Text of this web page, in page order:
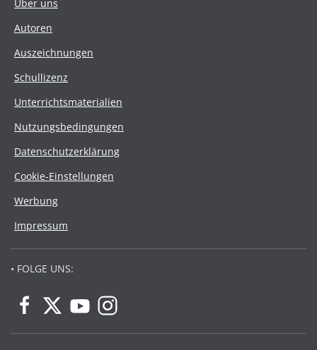
Über uns
Autoren
Auszeichnungen
Schullizenz
Unterrichtsmaterialien
Nutzungsbedingungen
Datenschutzerklärung
Cookie-Einstellungen
Werbung
Impressum
• FOLGE UNS: